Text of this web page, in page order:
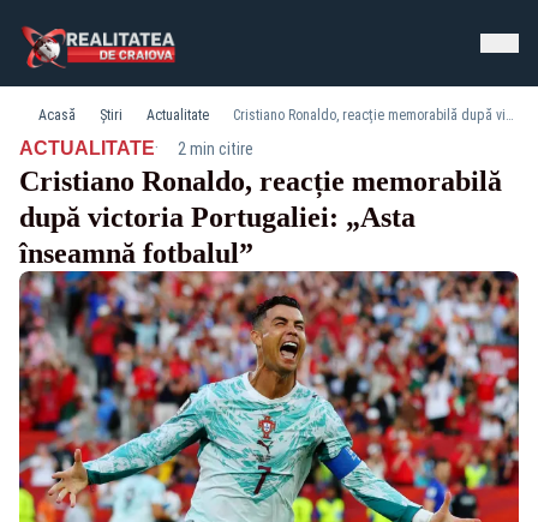
Acasă Știri Actualitate Cristiano Ronaldo, reacție memorabilă după victoria Portugaliei: „Asta înseamnă fotbalul”
ACTUALITATE· 2 min citire
Cristiano Ronaldo, reacție memorabilă
după victoria Portugaliei: „Asta
înseamnă fotbalul”